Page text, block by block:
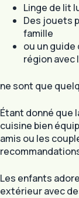
Linge de lit
Des jouets
famille
ou un guide
région avec
ne sont que
Étant donné que
cuisine bien
amis ou les
Les enfants
extérieur avec